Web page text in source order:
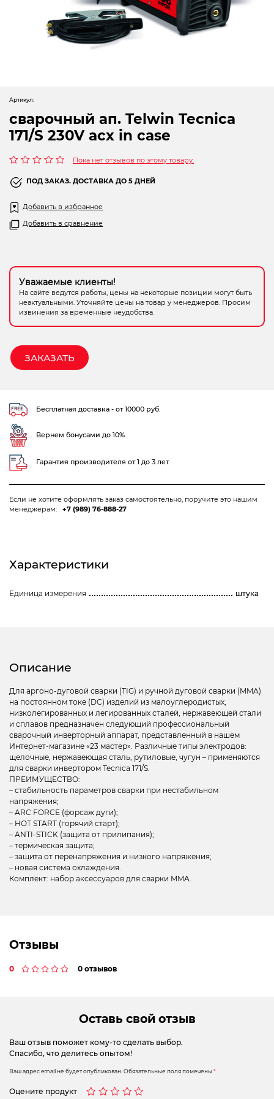
Новогодние товары
Отопление и климат
Сад-огород
Садовая техника
Сварочное оборудование
Спецодежда
Станки
Электрохозтовары
Артикул:
сварочный ап. Telwin Tecnica
171/S 230V acx in case
0
из
Пока нет отзывов по этому товару.
ПОД ЗАКАЗ. ДОСТАВКА ДО 5 ДНЕЙ
Добавить в избранное
Добавить в сравнение
Уважаемые клиенты!
На сайте ведутся работы, цены на некоторые позиции могут быть
неактуальными. Уточняйте цены на товар у менеджеров. Просим
извинения за временные неудобства.
ЗАКАЗАТЬ
Бесплатная доставка - от 10000 руб.
Вернем бонусами до 10%
Гарантия производителя от 1 до 3 лет
Если не хотите оформлять заказ самостоятельно, поручите это нашим
менеджерам:
+7 (989) 76-888-27
Характеристики
Единица измерения штука
Описание
Для аргоно-дуговой сварки (TIG) и ручной дуговой сварки (MMA)
на постоянном токе (DC) изделий из малоуглеродистых,
низколегированных и легированных сталей, нержавеющей стали
и сплавов предназначен следующий профессиональный
сварочный инверторный аппарат, представленный в нашем
Интернет-магазине «23 мастер». Различные типы электродов:
щелочные, нержавеющая сталь, рутиловые, чугун – применяются
для сварки инвертором Tecnica 171/S.
ПРЕИМУЩЕСТВО:
– стабильность параметров сварки при нестабильном
напряжения;
– ARC FORCE (форсаж дуги);
– HOT START (горячий старт);
– ANTI-STICK (защита от прилипания);
– термическая защита;
– защита от перенапряжения и низкого напряжения;
– новая система охлаждения.
Комплект: набор аксессуаров для сварки MMA.
Отзывы
0 0 отзывов
Оставь свой отзыв
Ваш отзыв поможет кому-то сделать выбор.
Спасибо, что делитесь опытом!
Ваш адрес email не будет опубликован.Обязательные поля помечены*
Оцените продукт